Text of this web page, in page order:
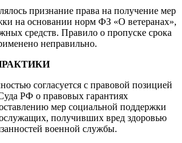
признание права на получение мер
на основании норм ФЗ «О ветеранах»,
средств. Правило о пропуске срока
неправильно.
согласуется с правовой позицией
РФ о правовых гарантиях
мер социальной поддержки
получивших вред здоровью
военной службы.